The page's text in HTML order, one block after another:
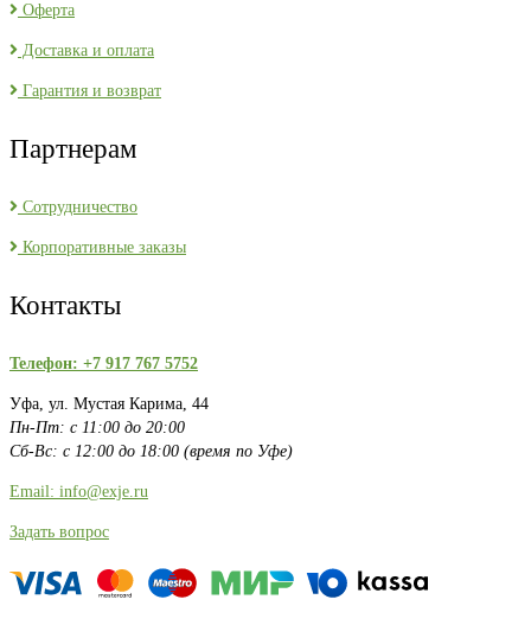
Оферта
Доставка и оплата
Гарантия и возврат
Партнерам
Сотрудничество
Корпоративные заказы
Контакты
Телефон: +7 917 767 5752
Уфа, ул. Мустая Карима, 44
Пн-Пт: с 11:00 до 20:00
Сб-Вс: с 12:00 до 18:00 (время по Уфе)
Email: info@exje.ru
Задать вопрос